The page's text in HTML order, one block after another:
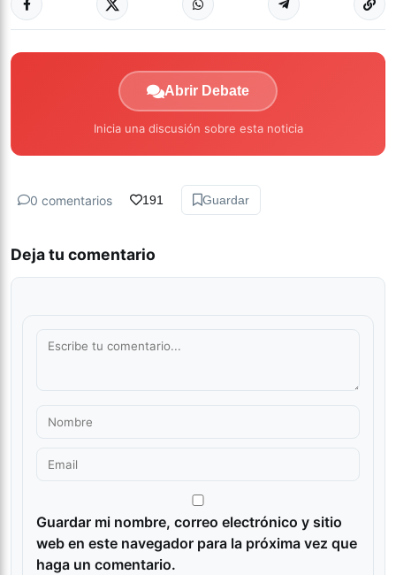
Abrir Debate
Inicia una discusión sobre esta noticia
0 comentarios 191 Guardar
Deja tu comentario
Guardar mi nombre, correo electrónico y sitio
web en este navegador para la próxima vez que
haga un comentario.